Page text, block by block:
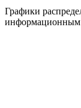
Графики
информационным